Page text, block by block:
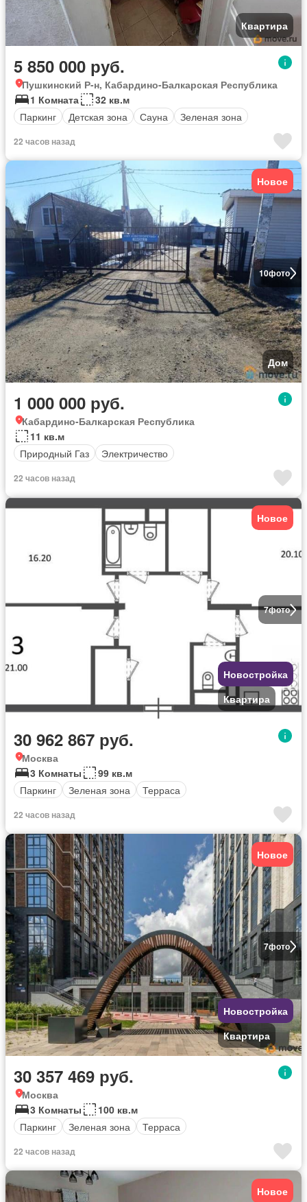
Квартира
5 850 000 руб.
Пушкинский Р-н, Кабардино-Балкарская Республика
1 Комната
32 кв.м
Паркинг
Детская зона Сауна Зеленая зона
22 часов назад
10фото
Новое
Дом
1 000 000 руб.
Кабардино-Балкарская Республика
11 кв.м
Природный Газ
Электричество
22 часов назад
7фото
Новое
Новостройка
Квартира
30 962 867 руб.
Москва
3 Комнаты
99 кв.м
Паркинг
Зеленая зона Терраса
22 часов назад
7фото
Новое
Новостройка
Квартира
30 357 469 руб.
Москва
3 Комнаты
100 кв.м
Паркинг
Зеленая зона Терраса
22 часов назад
Новое